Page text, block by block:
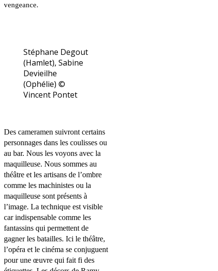
vengeance.
Stéphane Degout
(Hamlet), Sabine
Devieilhe
(Ophélie) ©
Vincent Pontet
Des cameramen suivront certains
personnages dans les coulisses ou
au bar. Nous les voyons avec la
maquilleuse. Nous sommes au
théâtre et les artisans de l’ombre
comme les machinistes ou la
maquilleuse sont présents à
l’image. La technique est visible
car indispensable comme les
fantassins qui permettent de
gagner les batailles. Ici le théâtre,
l’opéra et le cinéma se conjuguent
pour une œuvre qui fait fi des